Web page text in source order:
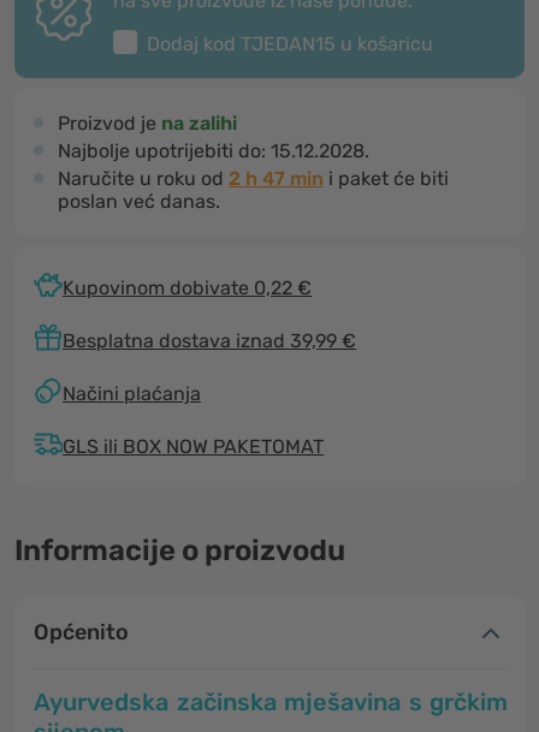
Dodaj kod TJEDAN15 u košaricu
Proizvod je na zalihi
Najbolje upotrijebiti do: 15.12.2028.
Naručite u roku od 2 h 47 min i paket će biti
poslan već danas.
Kupovinom dobivate 0,22 €
Besplatna dostava iznad 39,99 €
Načini plaćanja
GLS ili BOX NOW PAKETOMAT
Informacije o proizvodu
Općenito
Ayurvedska začinska mješavina s grčkim